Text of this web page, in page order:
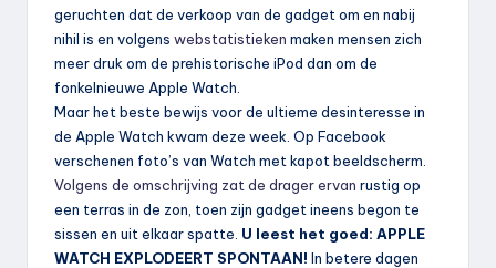
geruchten dat de verkoop van de gadget om en nabij
nihil is en volgens webstatistieken maken mensen zich
meer druk om de prehistorische iPod dan om de
fonkelnieuwe Apple Watch.
Maar het beste bewijs voor de ultieme desinteresse in
de Apple Watch kwam deze week. Op Facebook
verschenen foto’s van Watch met kapot beeldscherm.
Volgens de omschrijving zat de drager ervan rustig op
een terras in de zon, toen zijn gadget ineens begon te
sissen en uit elkaar spatte. U leest het goed: APPLE
WATCH EXPLODEERT SPONTAAN! In betere dagen